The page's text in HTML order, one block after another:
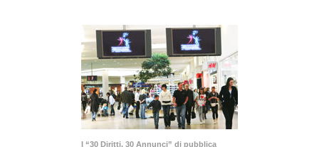
I “30 Diritti, 30 Annunci” di pubblica